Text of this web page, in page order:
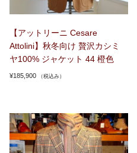
【アットリーニ Cesare
Attolini】秋冬向け 贅沢カシミ
ヤ100% ジャケット 44 橙色
¥185,900 （税込み）